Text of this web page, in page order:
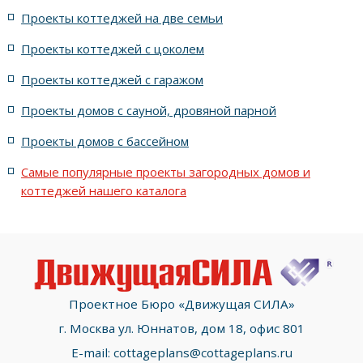
с террасой и 6 комнатами
Проекты коттеджей на две семьи
Проекты коттеджей с цоколем
Проекты коттеджей с гаражом
Проекты домов с сауной, дровяной парной
Проекты домов с бассейном
Самые популярные проекты загородных домов и
коттеджей нашего каталога
Проектное Бюро «Движущая СИЛА»
г. Москва ул. Юннатов, дом 18, офис 801
E-mail: cottageplans@cottageplans.ru